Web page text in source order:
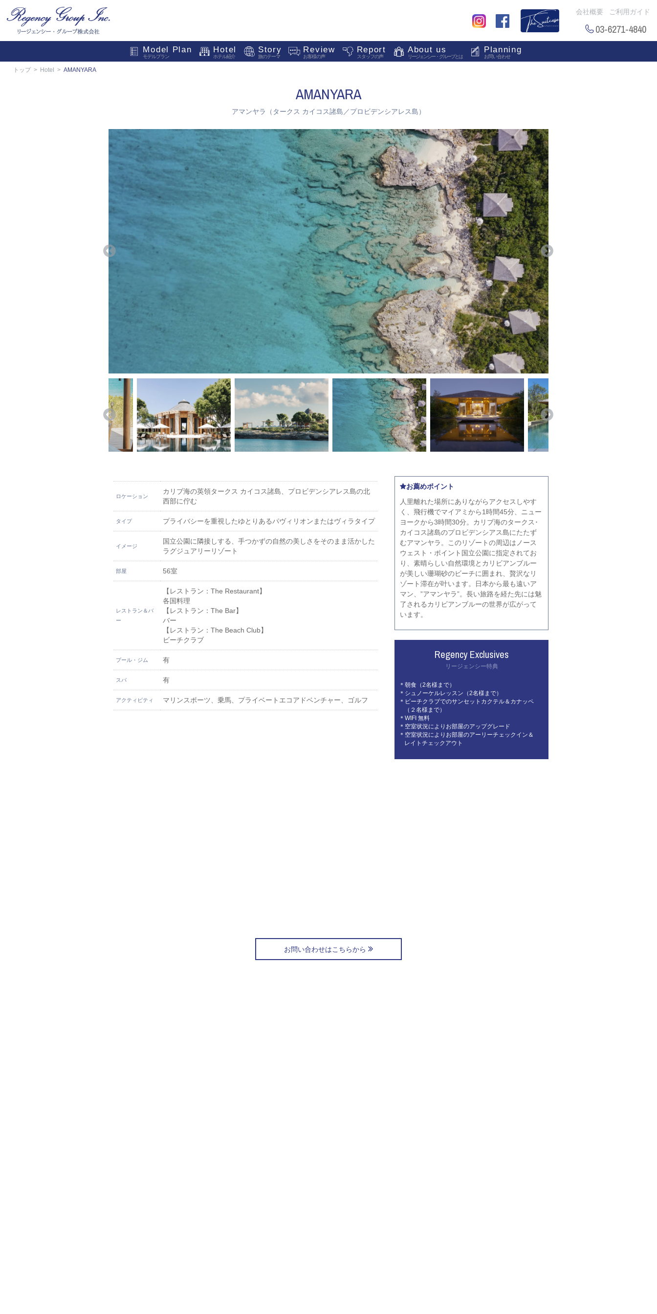
会社概要 ご利用ガイド
03-6271-4840
Model Plan
モデルプラン
Hotel
ホテル紹介
Story
旅のテーマ
Review
お客様の声
Report
スタッフの声
About us
リージェンシー・グループとは
Planning
お問い合わせ
トップ Hotel AMANYARA
AMANYARA
アマンヤラ（タークス カイコス諸島／プロビデンシアレス島）
お薦めポイント
人里離れた場所にありながらアクセスしやす
く、飛行機でマイアミから1時間45分、ニュー
ヨークから3時間30分。カリブ海のタークス･
カイコス諸島のプロビデンシアス島にたたず
むアマンヤラ。このリゾートの周辺はノース
ウェスト・ポイント国立公園に指定されてお
り、素晴らしい自然環境とカリビアンブルー
が美しい珊瑚砂のビーチに囲まれ、贅沢なリ
ゾート滞在が叶います。日本から最も遠いア
マン、”アマンヤラ”。長い旅路を経た先には魅
了されるカリビアンブルーの世界が広がって
います。
ロケーション
カリブ海の英領タークス カイコス諸島、プロビデンシアレス島の北
西部に佇む
タイプ プライバシーを重視したゆとりあるパヴィリオンまたはヴィラタイプ
イメージ
国立公園に隣接しする、手つかずの自然の美しさをそのまま活かした
ラグジュアリーリゾート
部屋 56室
レストラン＆バ
ー
【レストラン：The Restaurant】
各国料理
【レストラン：The Bar】
バー
【レストラン：The Beach Club】
ビーチクラブ
プール・ジム 有
スパ 有
アクティビティ マリンスポーツ、乗馬、プライベートエコアドベンチャー、ゴルフ
Regency Exclusives
リージェンシー特典
＊朝食（2名様まで）
＊シュノーケルレッスン（2名様まで）
＊ビーチクラブでのサンセットカクテル＆カナッペ
（２名様まで）
＊WIFI 無料
＊空室状況によりお部屋のアップグレード
＊空室状況によりお部屋のアーリーチェックイン＆
レイトチェックアウト
お問い合わせはこちらから